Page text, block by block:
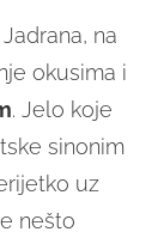
na
okusima i
. Jelo koje
sinonim
uz
nešto